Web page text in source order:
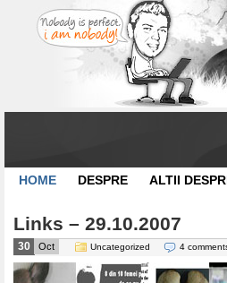
HOME DESPRE ALTII
Links – 29.10.2007
30 Oct Uncategorized 4